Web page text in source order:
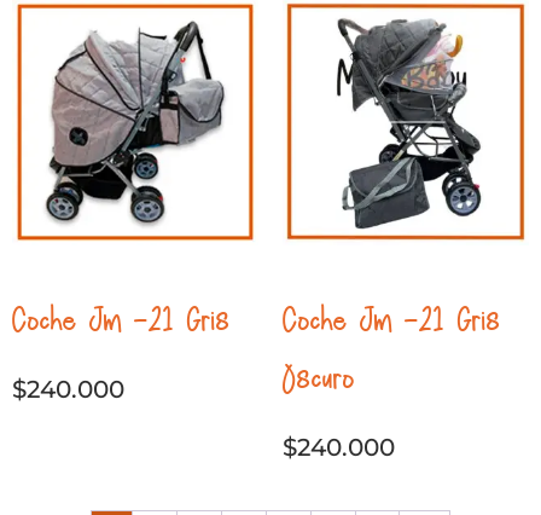
Coche Jm -21 Gris
$240.000
Coche Jm -21 Gris
Oscuro
$240.000